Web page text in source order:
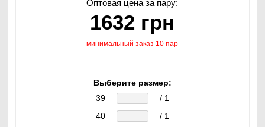
Оптовая цена за пару:
1632 грн
минимальный заказ 10 пар
Выберите размер:
39
/ 1
40
/ 1